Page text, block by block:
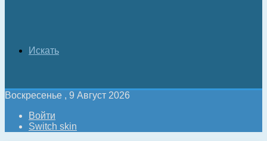
Искать
Воскресенье , 9 Август 2026
Войти
Switch skin